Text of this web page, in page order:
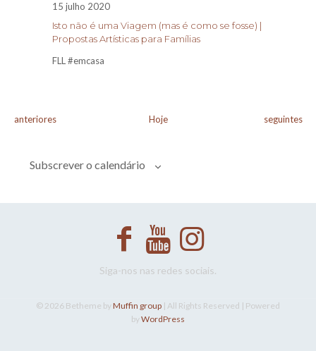
Isto não é uma Viagem (mas é como se fosse) |
Propostas Artísticas para Famílias
15 julho 2020
FLL #emcasa
Eventos
anteriores Hoje Eventos
seguintes
Subscrever o calendário
Siga-nos nas redes sociais.
© 2026 Betheme byMuffin group | All Rights Reserved | Powered
byWordPress